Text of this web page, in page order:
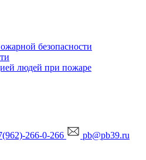
безопасности
людей при пожаре
266-0-266
pb@pb39.ru